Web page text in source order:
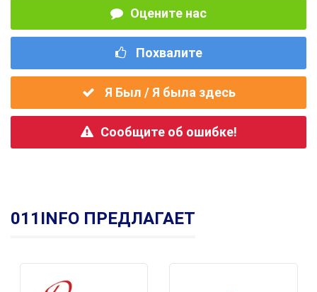
Оцените нас
Похвалите
Я Был / Я была здесь
Сообщите об ошибке!
011INFO ПРЕДЛАГАЕТ